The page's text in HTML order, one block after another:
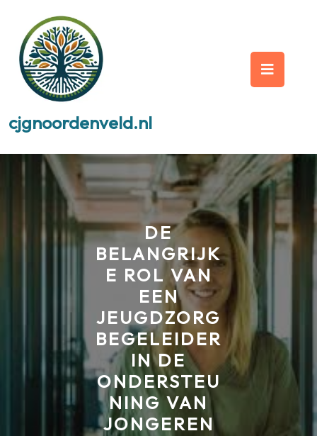
content
cjgnoordenveld.nl
DE
BELANGRIJK
E ROL VAN
EEN
JEUGDZORG
BEGELEIDER
IN DE
ONDERSTEU
NING VAN
JONGEREN